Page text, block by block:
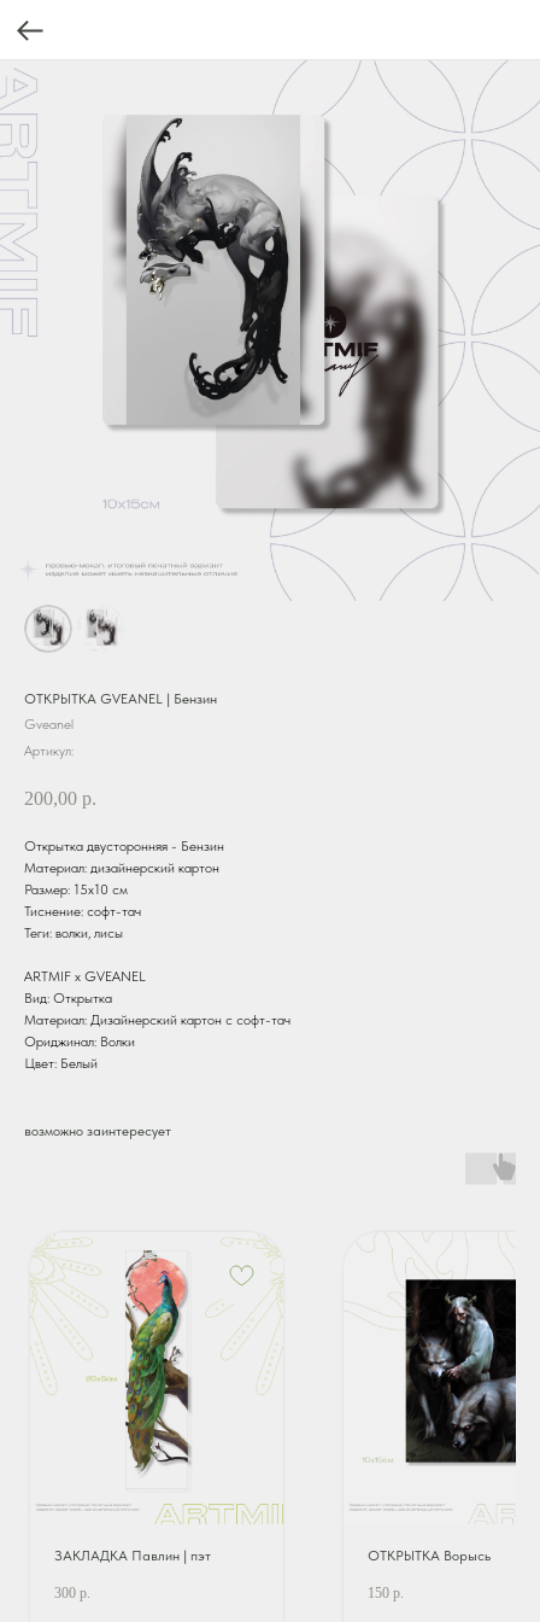
ОТКРЫТКА GVEANEL | Бензин
Gveanel
Артикул:
200,00 р.
Открытка двусторонняя - Бензин
Материал: дизайнерский картон
Размер: 15х10 см
Тиснение: софт-тач
Теги: волки, лисы
ARTMIF х GVEANEL
Вид: Открытка
Материал: Дизайнерский картон с софт-тач
Ориджинал: Волки
Цвет: Белый
возможно заинтересует
ЗАКЛАДКА Павлин | пэт
300 р.
ОТКРЫТКА Ворысь
150 р.